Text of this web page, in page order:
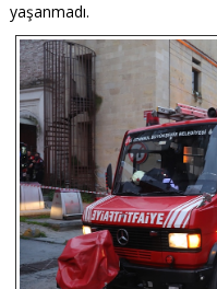
yaşanmadı.